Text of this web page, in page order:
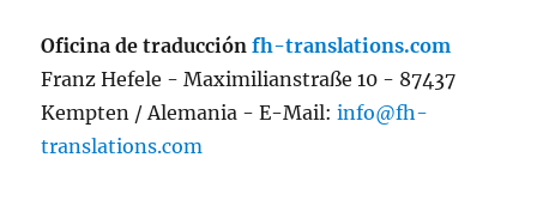
Oficina de traducciónfh-translations.com
Franz Hefele - Maximilianstraße 10 - 87437
Kempten / Alemania - E-Mail:info@fh-
translations.com